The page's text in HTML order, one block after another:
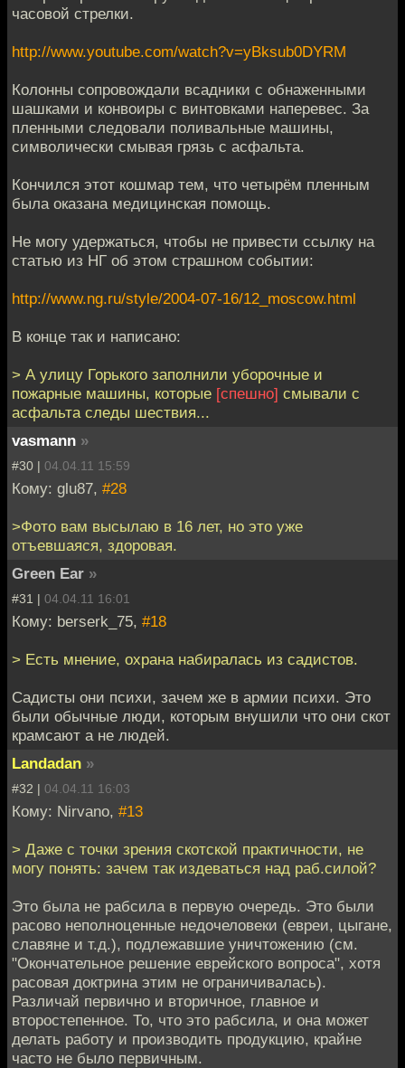
часовой стрелки.
http://www.youtube.com/watch?v=yBksub0DYRM
Колонны сопровождали всадники с обнаженными
шашками и конвоиры с винтовками наперевес. За
пленными следовали поливальные машины,
символически смывая грязь с асфальта.
Кончился этот кошмар тем, что четырём пленным
была оказана медицинская помощь.
Не могу удержаться, чтобы не привести ссылку на
статью из НГ об этом страшном событии:
http://www.ng.ru/style/2004-07-16/12_moscow.html
В конце так и написано:
> А улицу Горького заполнили уборочные и
пожарные машины, которые [спешно] смывали с
асфальта следы шествия...
vasmann »
#30 | 04.04.11 15:59
Кому: glu87, #28
>Фото вам высылаю в 16 лет, но это уже
отъевшаяся, здоровая.
Green Ear »
#31 | 04.04.11 16:01
Кому: berserk_75, #18
> Есть мнение, охрана набиралась из садистов.
Садисты они психи, зачем же в армии психи. Это
были обычные люди, которым внушили что они скот
крамсают а не людей.
Landadan »
#32 | 04.04.11 16:03
Кому: Nirvano, #13
> Даже с точки зрения скотской практичности, не
могу понять: зачем так издеваться над раб.силой?
Это была не рабсила в первую очередь. Это были
расово неполноценные недочеловеки (евреи, цыгане,
славяне и т.д.), подлежавшие уничтожению (см.
"Окончательное решение еврейского вопроса", хотя
расовая доктрина этим не ограничивалась).
Различай первично и вторичное, главное и
второстепенное. То, что это рабсила, и она может
делать работу и производить продукцию, крайне
часто не было первичным.